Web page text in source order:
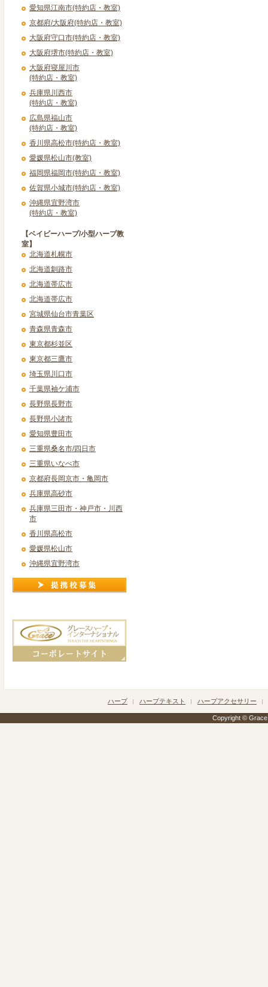
愛知県江南市(特約店・教室)
京都府/大阪府(特約店・教室)
大阪府守口市(特約店・教室)
大阪府堺市(特約店・教室)
大阪府寝屋川市
(特約店・教室)
兵庫県川西市
(特約店・教室)
広島県福山市
(特約店・教室)
香川県高松市(特約店・教室)
愛媛県松山市(教室)
福岡県福岡市(特約店・教室)
佐賀県小城市(特約店・教室)
沖縄県宜野湾市
(特約店・教室)
【ベイビーハープ/小型ハープ教
室】
北海道札幌市
北海道釧路市
北海道帯広市
北海道帯広市
宮城県仙台市青葉区
青森県青森市
東京都杉並区
東京都三鷹市
埼玉県川口市
千葉県袖ケ浦市
長野県長野市
長野県小諸市
愛知県豊田市
三重県桑名市/四日市
三重県いなべ市
京都府長岡京市・亀岡市
兵庫県高砂市
兵庫県三田市・神戸市・川西
市
香川県高松市
愛媛県松山市
沖縄県宜野湾市
ハープ ハープテキスト ハープアクセサリー
Copyright © Grace